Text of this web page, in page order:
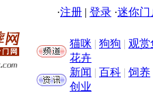
·注册 | 登录 ·迷你门
猫咪 | 狗狗 | 观赏
花卉
新闻 | 百科 | 饲养
创业